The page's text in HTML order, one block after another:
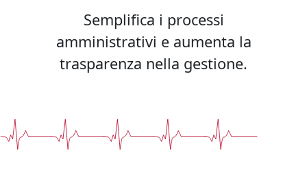
Semplifica i processi
amministrativi e aumenta la
trasparenza nella gestione.